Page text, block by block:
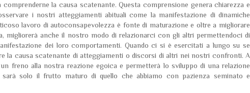
la causa scatenante. Questa comprensione genera chiarezza e
i nostri atteggiamenti abituali come la manifestazione di dinamiche
lavoro di autoconsapevolezza è fonte di maturazione e oltre a migliorare
migliorerà anche il nostro modo di relazionarci con gli altri permettendoci di
dei loro comportamenti. Quando ci si è esercitati a lungo su se
la causa scatenante di atteggiamenti o discorsi di altri nei nostri confronti. A
freno alla nostra reazione egoica e permetterà lo sviluppo di una relazione
sarà solo il frutto maturo di quello che abbiamo con pazienza seminato e